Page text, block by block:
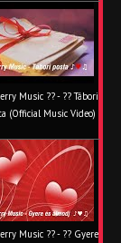
Music ?? - ?? Tábori
(Official Music Video)
Music ?? - ?? Gyere